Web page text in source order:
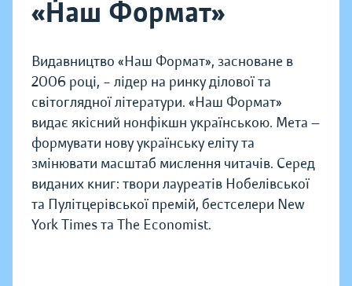
«Наш Формат»
Видавництво «Наш Формат», засноване в
2006 році, – лідер на ринку ділової та
світоглядної літератури. «Наш Формат»
видає якісний нонфікшн українською. Мета —
формувати нову українську еліту та
змінювати масштаб мислення читачів. Серед
виданих книг: твори лауреатів Нобелівської
та Пулітцерівської премій, бестселери New
York Times та The Economist.